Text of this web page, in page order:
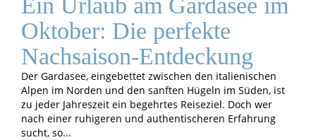
Oktober: Die perfekte
Nachsaison-Entdeckung
Der Gardasee, eingebettet zwischen den italienischen
Alpen im Norden und den sanften Hügeln im Süden, ist
zu jeder Jahreszeit ein begehrtes Reiseziel. Doch wer
nach einer ruhigeren und authentischeren Erfahrung
sucht, so...